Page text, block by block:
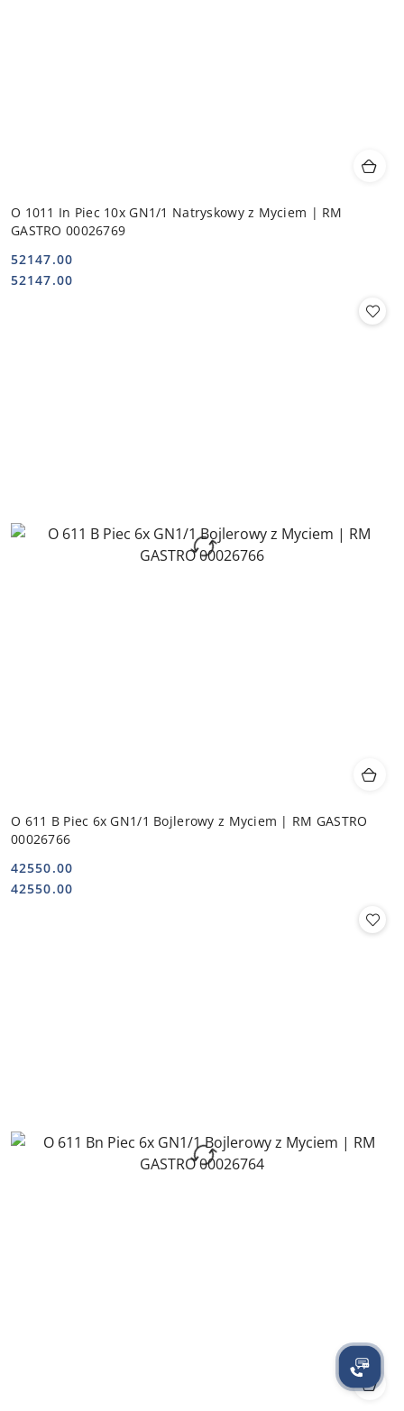
O 1011 In Piec 10x GN1/1 Natryskowy z Myciem | RM
GASTRO 00026769
Cena:
52147.00
Cena:
52147.00
O 611 B Piec 6x GN1/1 Bojlerowy z Myciem | RM GASTRO
00026766
Cena:
42550.00
Cena:
42550.00